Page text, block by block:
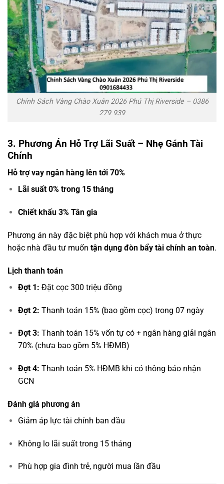
Chính Sách Vàng Chào Xuân 2026 Phú Thị Riverside – 0386
279 939
3. Phương Án Hỗ Trợ Lãi Suất – Nhẹ Gánh Tài
Chính
Hỗ trợ vay ngân hàng lên tới 70%
Lãi suất 0% trong 15 tháng
Chiết khấu 3% Tân gia
Phương án này đặc biệt phù hợp với khách mua ở thực
hoặc nhà đầu tư muốn tận dụng đòn bẩy tài chính an toàn.
Lịch thanh toán
Đợt 1: Đặt cọc 300 triệu đồng
Đợt 2: Thanh toán 15% (bao gồm cọc) trong 07 ngày
Đợt 3: Thanh toán 15% vốn tự có + ngân hàng giải ngân
70% (chưa bao gồm 5% HĐMB)
Đợt 4: Thanh toán 5% HĐMB khi có thông báo nhận
GCN
Đánh giá phương án
Giảm áp lực tài chính ban đầu
Không lo lãi suất trong 15 tháng
Phù hợp gia đình trẻ, người mua lần đầu